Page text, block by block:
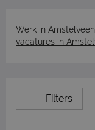
Werk in
vacatures in
Filters